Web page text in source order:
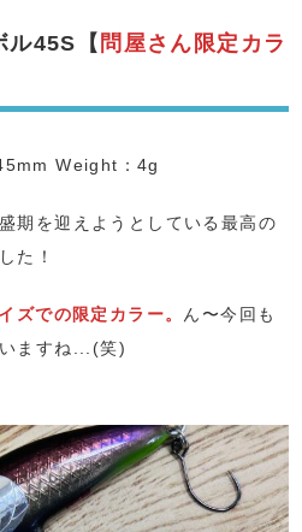
ル45S【 問屋さん限定カラ
Weight：4g
期を迎えようとしている最高の
た！
ズでの限定カラー。 ん〜今回も
ますね...(笑)